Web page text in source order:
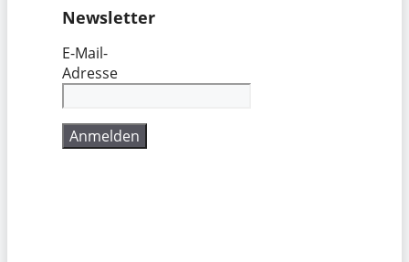
Newsletter
E-Mail-
Adresse